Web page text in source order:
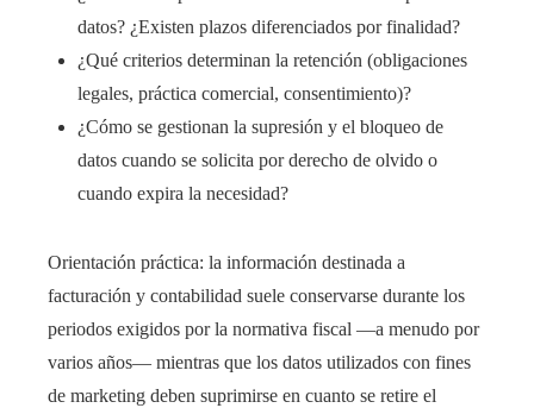
datos? ¿Existen plazos diferenciados por finalidad?
¿Qué criterios determinan la retención (obligaciones
legales, práctica comercial, consentimiento)?
¿Cómo se gestionan la supresión y el bloqueo de
datos cuando se solicita por derecho de olvido o
cuando expira la necesidad?
Orientación práctica: la información destinada a
facturación y contabilidad suele conservarse durante los
periodos exigidos por la normativa fiscal —a menudo por
varios años— mientras que los datos utilizados con fines
de marketing deben suprimirse en cuanto se retire el